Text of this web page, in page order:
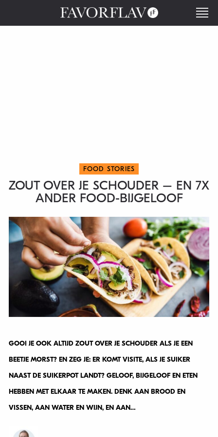
FOOD STORIES
ZOUT OVER JE SCHOUDER – EN 7X
ANDER FOOD-BIJGELOOF
GOOI JE OOK ALTIJD ZOUT OVER JE SCHOUDER ALS JE EEN
BEETJE MORST? EN ZEG JE: ER KOMT VISITE, ALS JE SUIKER
NAAST DE SUIKERPOT LANDT? GELOOF, BIJGELOOF EN ETEN
HEBBEN MET ELKAAR TE MAKEN. DENK AAN BROOD EN
VISSEN, AAN WATER EN WIJN, EN AAN…